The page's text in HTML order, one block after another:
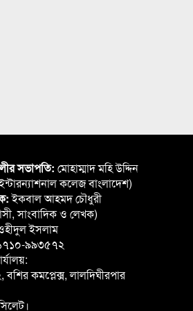
সভাপতি: মোহাম্মাদ মহি উদ্দিন
কলেজ বাংলাদেশ)
ইকবাল আহমদ চৌধুরী
সাংবাদিক ও লেখক)
ইসলাম
৯৯৩৫৭২
কমপ্লেক্স, লালদিঘীরপার